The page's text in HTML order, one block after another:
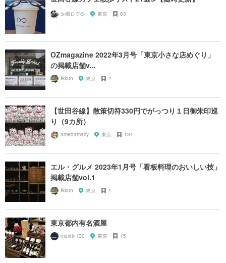
☕️棚ログ☕️ 東京 83
OZmagazine 2022年3月号「東京小さな店めぐり」
の掲載店舗v...
Ikkun 東京 2
【世田谷線】散策切符330円でがっつり１日御朱印巡
り（9カ所）
amedamacy 東京 134
エル・グルメ 2023年1月号「看板料理のおいしい技」
掲載店舗vol.1
Ikkun 東京 1
東京都内有名酒屋
moririn130 東京 15